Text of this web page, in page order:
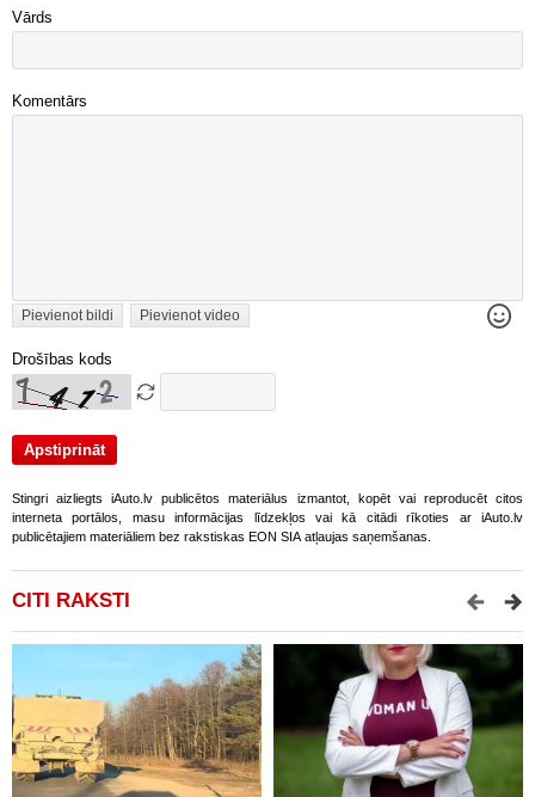
Vārds
Komentārs
Pievienot bildi Pievienot video
Drošības kods
Stingri aizliegts iAuto.lv publicētos materiālus izmantot, kopēt vai reproducēt citos
interneta portālos, masu informācijas līdzekļos vai kā citādi rīkoties ar iAuto.lv
publicētajiem materiāliem bez rakstiskas EON SIA atļaujas saņemšanas.
CITI RAKSTI